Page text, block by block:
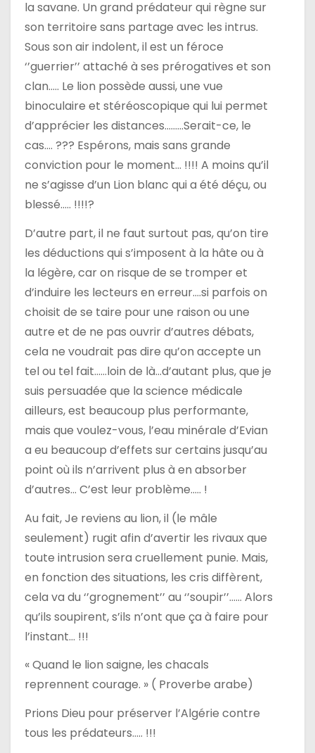
la savane. Un grand prédateur qui règne sur
son territoire sans partage avec les intrus.
Sous son air indolent, il est un féroce
‘’guerrier’’ attaché à ses prérogatives et son
clan….. Le lion possède aussi, une vue
binoculaire et stéréoscopique qui lui permet
d’apprécier les distances………Serait-ce, le
cas…. ??? Espérons, mais sans grande
conviction pour le moment… !!!! A moins qu’il
ne s’agisse d’un Lion blanc qui a été déçu, ou
blessé….. !!!!?
D’autre part, il ne faut surtout pas, qu’on tire
les déductions qui s’imposent à la hâte ou à
la légère, car on risque de se tromper et
d’induire les lecteurs en erreur….si parfois on
choisit de se taire pour une raison ou une
autre et de ne pas ouvrir d’autres débats,
cela ne voudrait pas dire qu’on accepte un
tel ou tel fait……loin de là…d’autant plus, que je
suis persuadée que la science médicale
ailleurs, est beaucoup plus performante,
mais que voulez-vous, l’eau minérale d’Evian
a eu beaucoup d’effets sur certains jusqu’au
point où ils n’arrivent plus à en absorber
d’autres… C’est leur problème….. !
Au fait, Je reviens au lion, il (le mâle
seulement) rugit afin d’avertir les rivaux que
toute intrusion sera cruellement punie. Mais,
en fonction des situations, les cris diffèrent,
cela va du ‘’grognement’’ au ‘’soupir’’…… Alors
qu’ils soupirent, s’ils n’ont que ça à faire pour
l’instant… !!!
« Quand le lion saigne, les chacals
reprennent courage. » ( Proverbe arabe)
Prions Dieu pour préserver l’Algérie contre
tous les prédateurs….. !!!